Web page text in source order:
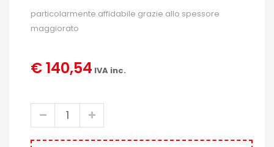
particolarmente affidabile grazie allo spessore
maggiorato
€ 140,54 IVA inc.